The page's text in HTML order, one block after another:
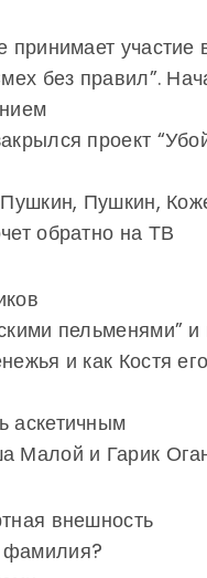
участие
без правил”.
проект
Пушкин,
обратно на ТВ
пельменями”
и как Костя
аскетичным
Малой и Гарик
внешность